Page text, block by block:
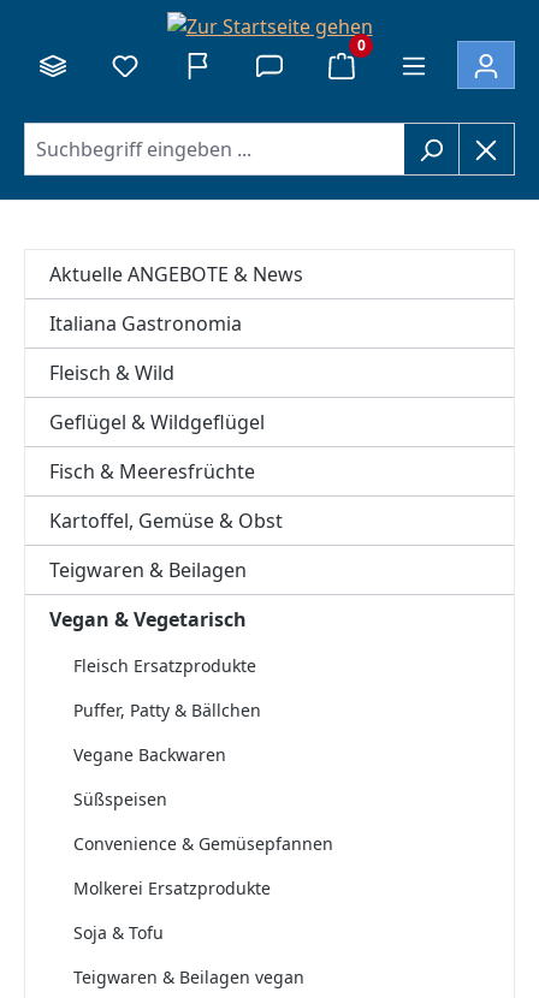
0
Aktuelle ANGEBOTE & News
Italiana Gastronomia
Fleisch & Wild
Geflügel & Wildgeflügel
Fisch & Meeresfrüchte
Kartoffel, Gemüse & Obst
Teigwaren & Beilagen
Vegan & Vegetarisch
Fleisch Ersatzprodukte
Puffer, Patty & Bällchen
Vegane Backwaren
Süßspeisen
Convenience & Gemüsepfannen
Molkerei Ersatzprodukte
Soja & Tofu
Teigwaren & Beilagen vegan